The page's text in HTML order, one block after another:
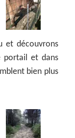
et découvrons
portail et dans
bien plus